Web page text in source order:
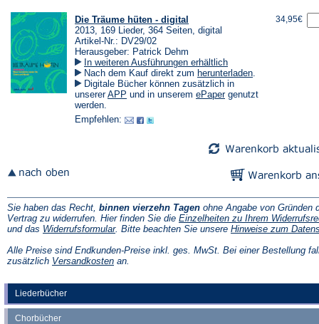
Liederbücher
Chorbücher
Die Träume hüten - digital
2013, 169 Lieder, 364 Seiten, digital
Artikel-Nr.: DV29/02
Herausgeber: Patrick Dehm
In weiteren Ausführungen erhältlich
Nach dem Kauf direkt zum herunterladen(Öffnet
einem
.
Digitale Bücher können zusätzlich in
unsererAPP (Öffnet
neuen
und in unserem ePaper(Öffnet
genutzt
werden.
Empfehlen:
34,95€
Sie haben das Recht, binnen vierzehn Tagen ohne Angabe von Gründen
Vertrag zu widerrufen. Hier finden Sie die Einzelheiten zu Ihrem
und das Widerrufsformular(Öffnet
einem
neuen
. Bitte beachten Sie unsere Hinweise zum
Alle Preise sind Endkunden-Preise inkl. ges. MwSt. Bei einer Bestellung
zusätzlich Versandkosten(Öffnet
an.